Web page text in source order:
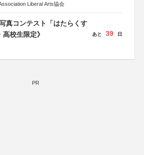
Liberal Arts協会
真コンテスト「はたらくす
校生限定》
あと 39 日
PR